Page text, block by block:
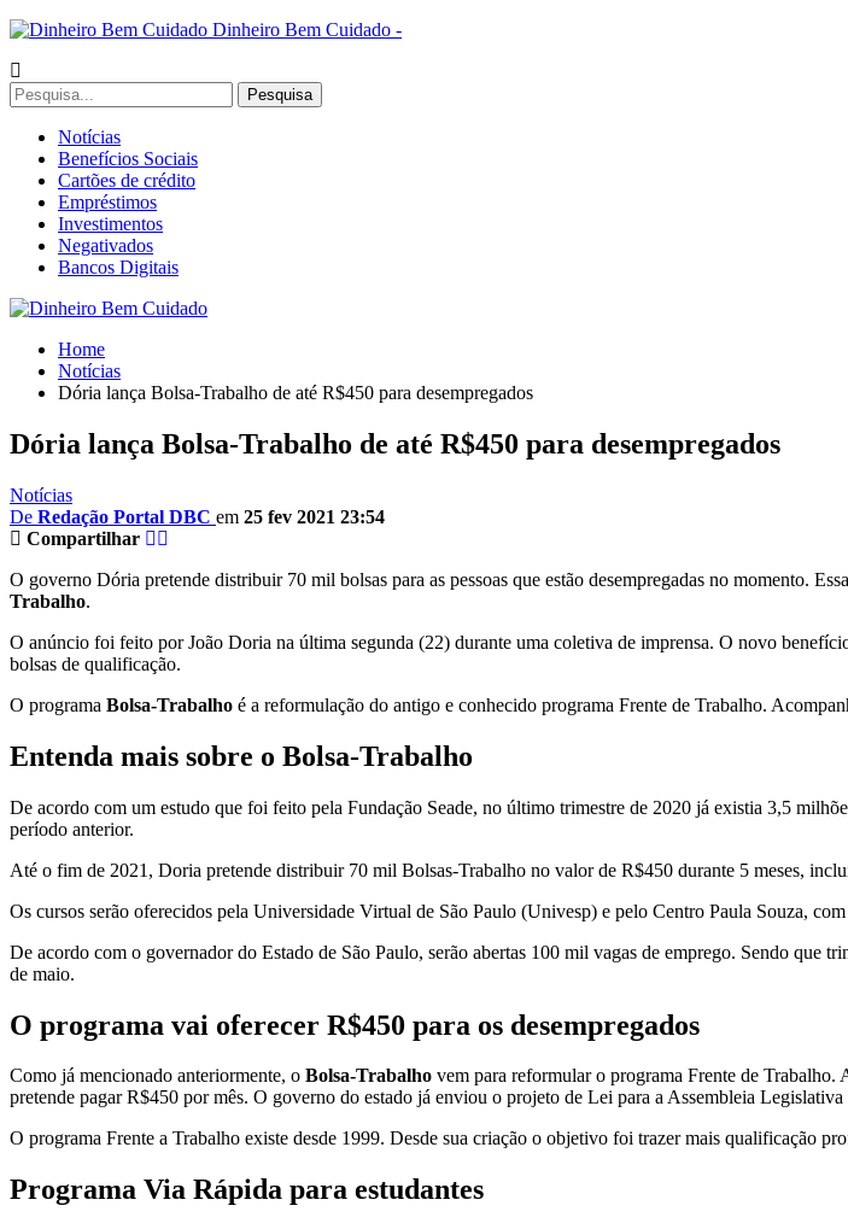
Dinheiro Bem Cuidado -
Notícias
Benefícios Sociais
Cartões de crédito
Empréstimos
Investimentos
Negativados
Bancos Digitais
Home
Notícias
Dória lança Bolsa-Trabalho de até R$450 para desempregados
Dória lança Bolsa-Trabalho de até R$450 para desempregados
Notícias
De Redação Portal DBC em 25 fev 2021 23:54
Compartilhar
O governo Dória pretende distribuir 70 mil bolsas para as pessoas que estão desempregadas no momento.
Trabalho.
O anúncio foi feito por João Doria na última segunda (22) durante uma coletiva de imprensa. O novo
bolsas de qualificação.
O programa Bolsa-Trabalho é a reformulação do antigo e conhecido programa Frente de Trabalho.
Entenda mais sobre o Bolsa-Trabalho
De acordo com um estudo que foi feito pela Fundação Seade, no último trimestre de 2020 já existia 3,5
período anterior.
Até o fim de 2021, Doria pretende distribuir 70 mil Bolsas-Trabalho no valor de R$450 durante 5 meses,
Os cursos serão oferecidos pela Universidade Virtual de São Paulo (Univesp) e pelo Centro Paula Souza,
De acordo com o governador do Estado de São Paulo, serão abertas 100 mil vagas de emprego. Sendo que
de maio.
O programa vai oferecer R$450 para os desempregados
Como já mencionado anteriormente, o Bolsa-Trabalho vem para reformular o programa Frente de
pretende pagar R$450 por mês. O governo do estado já enviou o projeto de Lei para a Assembleia
O programa Frente a Trabalho existe desde 1999. Desde sua criação o objetivo foi trazer mais qualificação
Programa Via Rápida para estudantes